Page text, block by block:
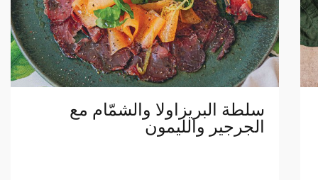
سلطة البريزاولا والشمّام مع
الجرجير والليمون